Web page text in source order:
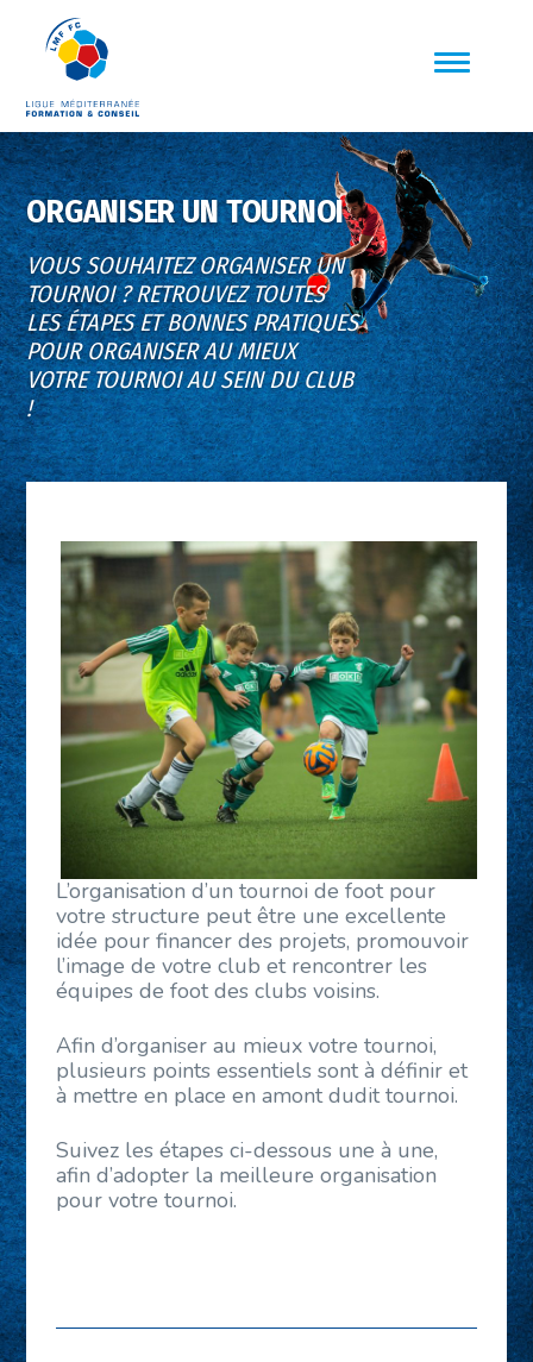
ORGANISER UN TOURNOI
VOUS SOUHAITEZ ORGANISER UN
TOURNOI ? RETROUVEZ TOUTES
LES ÉTAPES ET BONNES PRATIQUES
POUR ORGANISER AU MIEUX
VOTRE TOURNOI AU SEIN DU CLUB
!
L’organisation d’un tournoi de foot pour
votre structure peut être une excellente
idée pour financer des projets, promouvoir
l’image de votre club et rencontrer les
équipes de foot des clubs voisins.
Afin d’organiser au mieux votre tournoi,
plusieurs points essentiels sont à définir et
à mettre en place en amont dudit tournoi.
Suivez les étapes ci-dessous une à une,
afin d’adopter la meilleure organisation
pour votre tournoi.